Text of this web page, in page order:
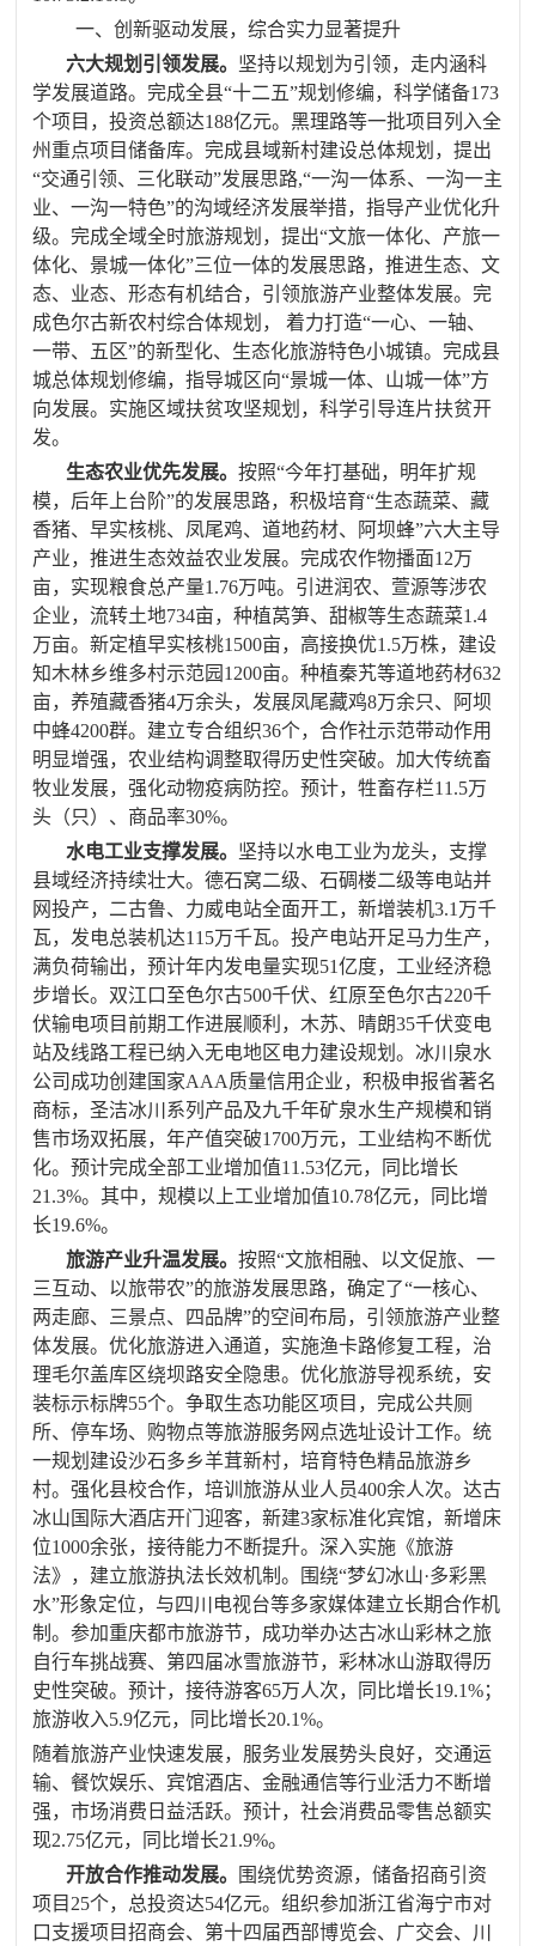
一、创新驱动发展，综合实力显著提升
六大规划引领发展。 坚持以规划为引领，走内涵科
学发展道路。完成全县“十二五”规划修编，科学储备173
个项目，投资总额达188亿元。黑理路等一批项目列入全
州重点项目储备库。 完成县域新村建设总体规划，提出
“交通引领、三化联动”发展思路,“一沟一体系、一沟一主
业、一沟一特色”的沟域经济发展举措，指导产业优化升
级。完成全域全时旅游规划，提出“文旅一体化、产旅一
体化、景城一体化”三位一体的发展思路，推进生态、文
态、业态、形态有机结合，引领旅游产业整体发展。完
成色尔古新农村综合体规划 ， 着力打造“一心、一轴、
一带、五区”的新型化、生态化旅游特色小城镇。完成县
城总体规划修编，指导城区向“景城一体、山城一体”方
向发展。 实施区域扶贫攻坚规划，科学引导连片扶贫开
发。
生态农业优先发展。按照“今年打基础，明年扩规
模，后年上台阶”的发展思路，积极培育“生态蔬菜、藏
香猪、早实核桃、凤尾鸡、道地药材、阿坝蜂”六大主导
产业，推进生态效益农业发展。完成农作物播面12万
亩，实现粮食总产量1.76万吨。引进润农、萱源等涉农
企业，流转土地734亩，种植莴笋、甜椒等生态蔬菜1.4
万亩。新定植早实核桃1500亩，高接换优1.5万株，建设
知木林乡维多村示范园 1200亩。种植秦艽等道地药材632
亩，养殖藏香猪4万余头，发展凤尾藏鸡8万余只、阿坝
中蜂4200群。 建立专合组织36个，合作社示范带动作用
明显增强，农业结构调整取得历史性突破。加大传统畜
牧业发展，强化动物疫病防控。预计，牲畜存栏11.5万
头（只）、商品率30%。
水电工业支撑发展。 坚持以水电工业为龙头，支撑
县域经济持续壮大。德石窝二级、石碉楼二级等电站并
网投产，二古鲁、力威电站全面开工，新增装机3.1 万千
瓦，发电总装机达115万千瓦。投产电站开足马力生产，
满负荷输出，预计年内发电量实现51亿度，工业经济稳
步增长。双江口至色尔古500千伏、红原至色尔古220千
伏输电项目前期工作进展顺利，木苏、晴朗35千伏变电
站及线路工程已纳入无电地区电力建设规划。冰川泉水
公司成功创建国家AAA质量信用企业，积极申报省著名
商标，圣洁冰川系列产品及九千年矿泉水生产规模和销
售市场双拓展，年产值突破1700万元，工业结构不断优
化。预计完成全部工业增加值11.53亿元，同比增长
21.3%。其中，规模以上工业增加值10.78亿元，同比增
长19.6%。
旅游产业升温发展。按照“文旅相融、以文促旅、一
三互动、以旅带农”的旅游发展思路，确定了“一核心、
两走廊、三景点、四品牌”的空间布局，引领旅游产业整
体发展。优化旅游进入通道，实施渔卡路修复工程，治
理毛尔盖库区绕坝路安全隐患。优化旅游导视系统，安
装标示标牌55个。争取生态功能区项目，完成公共厕
所、停车场、购物点等旅游服务网点选址设计工作。统
一规划建设沙石多乡羊茸新村，培育特色精品旅游乡
村。强化县校合作，培训旅游从业人员400余人次。达古
冰山国际大酒店开门迎客，新建3家标准化宾馆，新增床
位1000余张，接待能力不断提升。深入实施《旅游
法》，建立旅游执法长效机制。围绕“梦幻冰山·多彩黑
水”形象定位，与四川电视台等多家媒体建立长期合作机
制。参加重庆都市旅游节，成功举办达古冰山彩林之旅
自行车挑战赛、第四届冰雪旅游节，彩林冰山游取得历
史性突破。预计，接待游客65万人次， 同比增长19.1%；
旅游收入5.9亿元， 同比增长20.1%。
随着旅游产业快速发展，服务业发展势头良好，交通运
输、餐饮娱乐、宾馆酒店、金融通信等行业活力不断增
强，市场消费日益活跃。预计，社会消费品零售总额实
现2.75亿元，同比增长21.9%。
开放合作推动发展。
围绕优势资源，储备招商引资
项目 25个，总投资达54亿元。组织参加浙江省海宁市对
口支援项目招商会、第十四届西部博览会、广交会、川